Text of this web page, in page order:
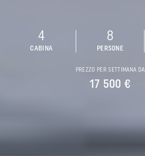
4
CABINA
8
PERSONE
PREZZO PER SETTIMANA DA
17 500 €